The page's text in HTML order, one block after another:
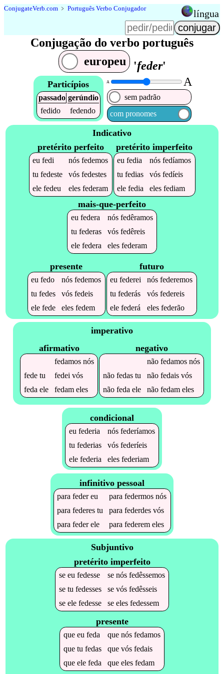
ConjugateVerb.com ﹥ Português Verbo Conjugador língua
Conjugação do verbo português
europeu
'feder'
Particípios
passado gerúndio
fedido
fedendo
A A
sem padrão
com pronomes
Indicativo
pretérito perfeito
eufedi nósfedemos
tufedeste vósfedestes
elefedeu elesfederam
pretérito imperfeito
eufedia nósfedíamos
tufedias vósfedíeis
elefedia elesfediam
mais-que-perfeito
eu federa nós fedêramos
tu federas vós fedêreis
ele federa eles federam
presente
eufedo nósfedemos
tufedes vósfedeis
elefede elesfedem
futuro
eufederei nósfederemos
tufederás vósfedereis
elefederá elesfederão
imperativo
afirmativo
fedamosnós
fedetu fedei vós
feda ele fedameles
negativo
não fedamosnós
não fedastu não fedaisvós
não feda ele não fedameles
condicional
eu federia nós federíamos
tu federias vós federíeis
ele federia eles federiam
infinitivo pessoal
parafedereu parafedermos nós
parafederes tu parafederdes vós
parafederele parafederem eles
Subjuntivo
pretérito imperfeito
se eu fedesse se nós fedêssemos
se tu fedesses se vós fedêsseis
se ele fedesse se eles fedessem
presente
que eu feda que nós fedamos
que tu fedas que vós fedais
que ele feda que eles fedam